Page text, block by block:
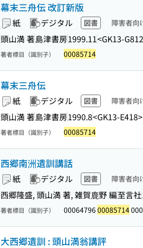
幕末三舟伝 改訂新版
紙 デジタル 図書 障害者向
頭山満 著島津書房1999.11<GK13-
著者標目（識別子） 00085714
幕末三舟伝
紙 デジタル 図書 障害者向
頭山満 著島津書房1990.8<GK13-E418>
著者標目（識別子） 00085714
西郷南洲遺訓講話
紙 デジタル 図書 障害者向
西郷隆盛, 頭山満 著, 雑賀鹿野 編至言社
著者標目（識別子） 0006479600085714
大西郷遺訓 : 頭山満翁講評